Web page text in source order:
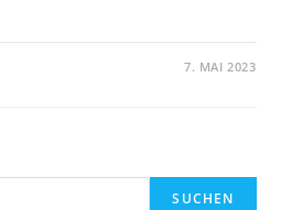
7. MAI 2023
SUCHEN